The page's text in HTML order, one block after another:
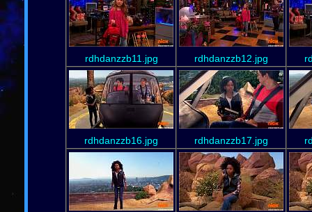
rdhdanzzb11.jpg rdhdanzzb12.jpg
rdhdanzzb16.jpg rdhdanzzb17.jpg